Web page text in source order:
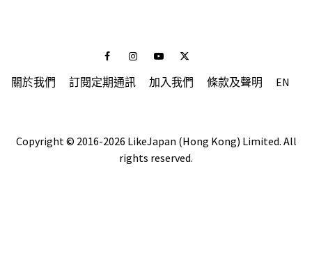
FacebookInstagramYoutubeTwitter
關於我們 訂閱定期通訊 加入我們 條款及聲明 EN
Copyright © 2016-2026 LikeJapan (Hong Kong) Limited. All
rights reserved.